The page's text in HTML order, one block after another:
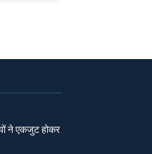
ने एकजुट होकर